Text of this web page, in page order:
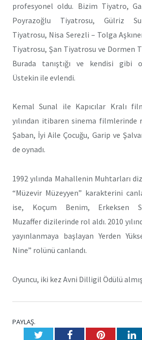
profesyonel oldu. Bizim Tiyatro,
Poyrazoğlu Tiyatrosu, Gülriz
Tiyatrosu, Nisa Serezli – Tolga
Tiyatrosu, Şan Tiyatrosu ve Dormen
Burada tanıştığı ve kendisi gibi
Üstekin ile evlendi.
Kemal Sunal ile Kapıcılar Kralı
yılından itibaren sinema filmlerinde
Şaban, İyi Aile Çocuğu, Garip ve
de oynadı.
1992 yılında Mahallenin Muhtarları
“Müzevir Müzeyyen” karakterini
ise, Koçum Benim, Erkeksen
Muzaffer dizilerinde rol aldı. 2010
yayınlanmaya başlayan Yerden
Nine” rolünü canlandı.
Oyuncu, iki kez Avni Dilligil Ödülü
PAYLAŞ.
TwitterFacebookPinterest